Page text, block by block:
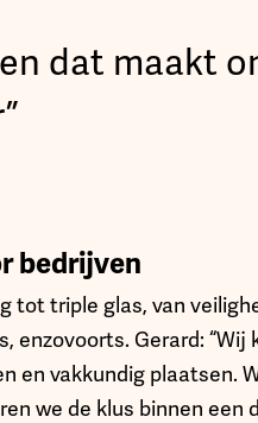
dat maakt
bedrijven
tot triple glas, van
enzovoorts. Gerard: “Wij
en vakkundig plaatsen.
we de klus binnen een